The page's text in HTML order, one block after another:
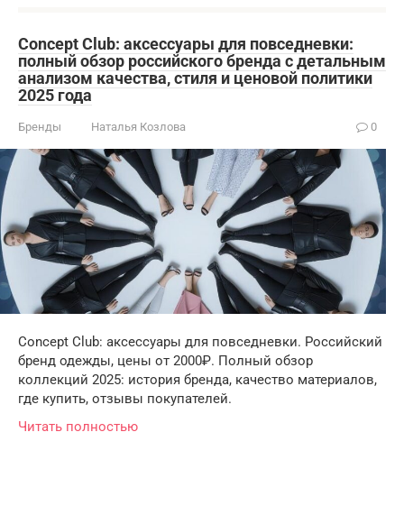
Concept Club: аксессуары для повседневки:
полный обзор российского бренда с детальным
анализом качества, стиля и ценовой политики
2025 года
Бренды Наталья Козлова 0
Concept Club: аксессуары для повседневки. Российский
бренд одежды, цены от 2000₽. Полный обзор
коллекций 2025: история бренда, качество материалов,
где купить, отзывы покупателей.
Читать полностью